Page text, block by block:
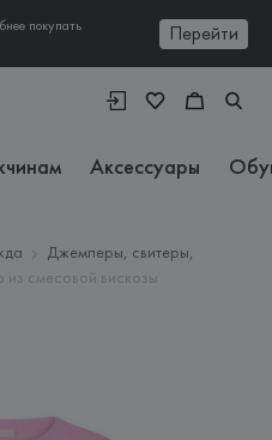
покупать
Перейти
Аксессуары
Джемперы, свитеры,
смесовой вискозы